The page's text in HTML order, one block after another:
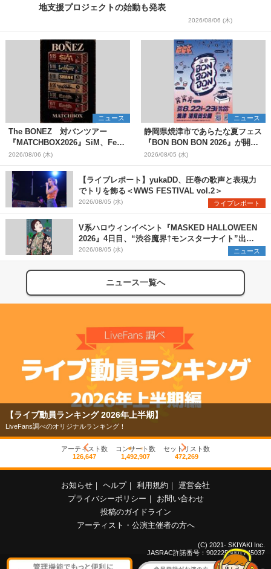
地支援プロジェクトの始動も発表
2026/08/06 (木)
ニュース
The BONEZ 対バンツアー
『MATCHBOX2026』SiM、Fear,
and Loathing in Las Vegasら対
バンアーティストを一斉解禁
2026/08/06 (木)
ニュース
静岡県焼津市であらたな夏フェス
『BON BON BON 2026』が開
催 音楽ライブ×盆踊り×DJ×屋台
グルメ×ランタンナイトで彩る2日
間
2026/08/05 (水)
【ライブレポート】yukaDD、圧巻の歌声と表現力
でトリを飾る＜WWS FESTIVAL vol.2＞
2026/08/05 (水) ライブレポート
V系ハロウィンイベント『MASKED HALLOWEEN
2026』4日目、“渋谷魔界†モンスターナイト”出演6
組を発表
2026/08/05 (水) ニュース
ニュース一覧へ
【ライブ動員ランキング 2026年上半期】
LiveFans調べのオリジナルランキング！
アーティスト数
126,647
コンサート数
1,492,907
セットリスト数
472,269
お知らせ ヘルプ 利用規約
運営会社
プライバシーポリシー
お問い合わせ
投稿のガイドライン
アーティスト・公演主催者の方へ
(C) 2021- SKIYAKI Inc.
JASRAC許諾番号：9022255001Y45037